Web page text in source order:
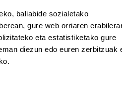
baliabide sozialetako
gure web orriaren
eta estatistiketako gure
diezun edo euren zerbitzuak
Irisgarritasuna Lege oharra
Tiktok-enEHU Bluesky-nEHU Facebook-
EHU